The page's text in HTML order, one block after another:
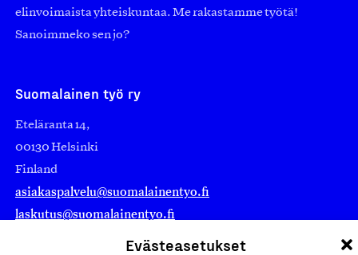
Evästeasetukset
elinvoimaista yhteiskuntaa. Me rakastamme työtä!
Sanoimmeko sen jo?
Suomalainen työ ry
Eteläranta 14,
00130 Helsinki
Finland
asiakaspalvelu@suomalainentyo.fi
laskutus@suomalainentyo.fi